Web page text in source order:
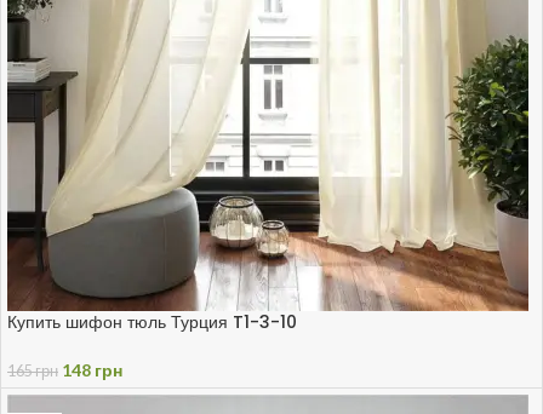
Купить шифон тюль Турция T1-3-10
165грн 148 грн